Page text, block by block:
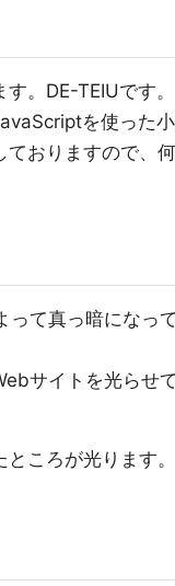
。DE-TEIUです。
を使った小
おりますので、
って真っ暗になっ
サイトを光らせ
ところが光ります